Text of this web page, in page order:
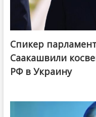
Спикер
Саакашвили
РФ в Украину